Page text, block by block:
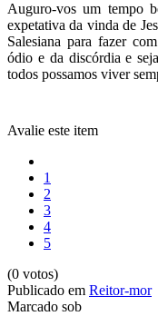
Auguro-vos um tempo
expetativa da vinda de
Salesiana para fazer
ódio e da discórdia e
todos possamos viver
Avalie este item
1
2
3
4
5
(0 votos)
Publicado em Reitor-mor
Marcado sob